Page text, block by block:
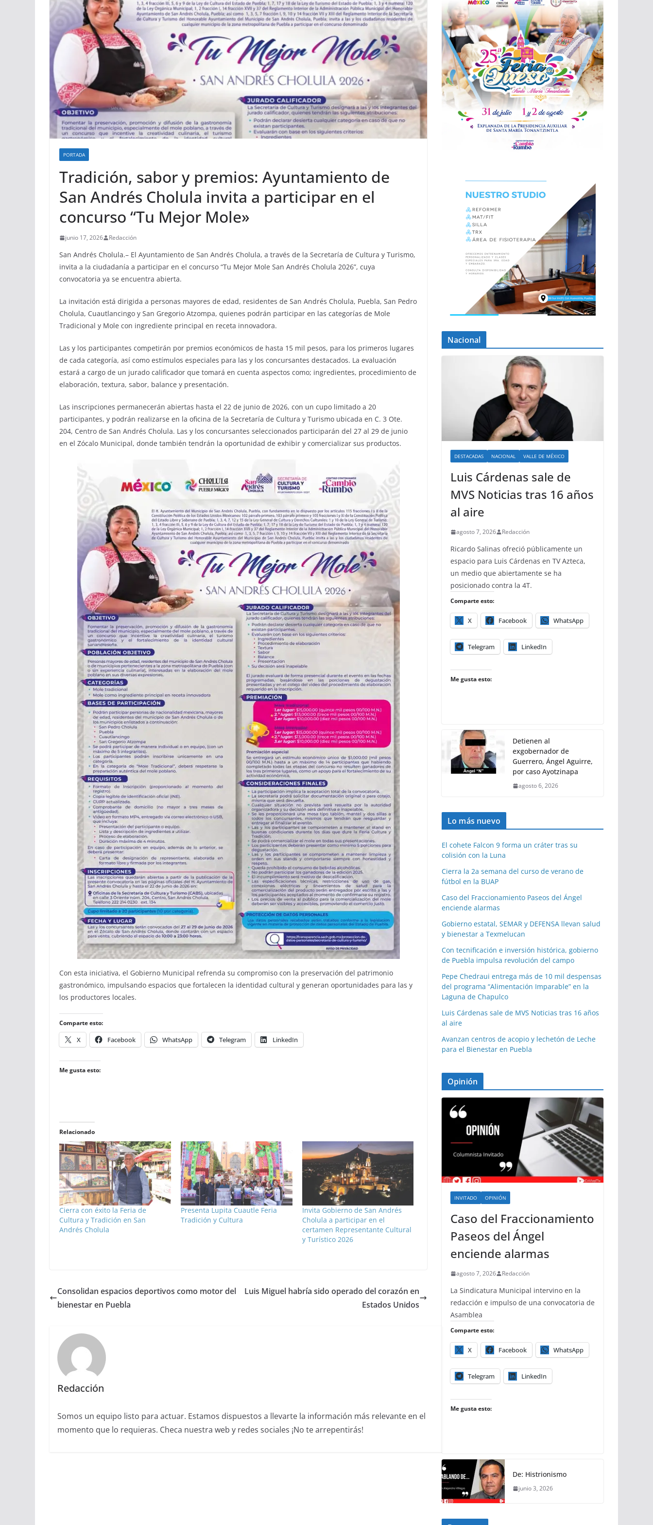
PORTADA
Tradición, sabor y premios: Ayuntamiento de
San Andrés Cholula invita a participar en el
concurso “Tu Mejor Mole»
junio 17, 2026 Redacción
San Andrés Cholula.– El Ayuntamiento de San Andrés Cholula, a través de la Secretaría de Cultura y Turismo,
invita a la ciudadanía a participar en el concurso “Tu Mejor Mole San Andrés Cholula 2026”, cuya
convocatoria ya se encuentra abierta.
La invitación está dirigida a personas mayores de edad, residentes de San Andrés Cholula, Puebla, San Pedro
Cholula, Cuautlancingo y San Gregorio Atzompa, quienes podrán participar en las categorías de Mole
Tradicional y Mole con ingrediente principal en receta innovadora.
Las y los participantes competirán por premios económicos de hasta 15 mil pesos, para los primeros lugares
de cada categoría, así como estímulos especiales para las y los concursantes destacados. La evaluación
estará a cargo de un jurado calificador que tomará en cuenta aspectos como; ingredientes, procedimiento de
elaboración, textura, sabor, balance y presentación.
Las inscripciones permanecerán abiertas hasta el 22 de junio de 2026, con un cupo limitado a 20
participantes, y podrán realizarse en la oficina de la Secretaría de Cultura y Turismo ubicada en C. 3 Ote.
204, Centro de San Andrés Cholula. Las y los concursantes seleccionados participarán del 27 al 29 de junio
en el Zócalo Municipal, donde también tendrán la oportunidad de exhibir y comercializar sus productos.
Con esta iniciativa, el Gobierno Municipal refrenda su compromiso con la preservación del patrimonio
gastronómico, impulsando espacios que fortalecen la identidad cultural y generan oportunidades para las y
los productores locales.
Comparte esto:
X Facebook WhatsApp Telegram LinkedIn
Me gusta esto:
Relacionado
Cierra con éxito la Feria de
Cultura y Tradición en San
Andrés Cholula
Presenta Lupita Cuautle Feria
Tradición y Cultura
Invita Gobierno de San Andrés
Cholula a participar en el
certamen Representante Cultural
y Turístico 2026
Consolidan espacios deportivos como motor del
bienestar en Puebla
Luis Miguel habría sido operado del corazón en
Estados Unidos
Redacción
Somos un equipo listo para actuar. Estamos dispuestos a llevarte la información más relevante en el
momento que lo requieras. Checa nuestra web y redes sociales ¡No te arrepentirás!
Nacional
DESTACADAS NACIONAL VALLE DE MÉXICO
Luis Cárdenas sale de
MVS Noticias tras 16 años
al aire
agosto 7, 2026 Redacción
Ricardo Salinas ofreció públicamente un
espacio para Luis Cárdenas en TV Azteca,
un medio que abiertamente se ha
posicionado contra la 4T.
Comparte esto:
X Facebook WhatsApp
Telegram LinkedIn
Me gusta esto:
Detienen al
exgobernador de
Guerrero, Ángel Aguirre,
por caso Ayotzinapa
agosto 6, 2026
Lo más nuevo
El cohete Falcon 9 forma un cráter tras su
colisión con la Luna
Cierra la 2a semana del curso de verano de
fútbol en la BUAP
Caso del Fraccionamiento Paseos del Ángel
enciende alarmas
Gobierno estatal, SEMAR y DEFENSA llevan salud
y bienestar a Texmelucan
Con tecnificación e inversión histórica, gobierno
de Puebla impulsa revolución del campo
Pepe Chedraui entrega más de 10 mil despensas
del programa “Alimentación Imparable” en la
Laguna de Chapulco
Luis Cárdenas sale de MVS Noticias tras 16 años
al aire
Avanzan centros de acopio y lechetón de Leche
para el Bienestar en Puebla
Opinión
INVITADO OPINIÓN
Caso del Fraccionamiento
Paseos del Ángel
enciende alarmas
agosto 7, 2026 Redacción
La Sindicatura Municipal intervino en la
redacción e impulso de una convocatoria de
Asamblea
Comparte esto:
X Facebook WhatsApp
Telegram LinkedIn
Me gusta esto:
De: Histrionismo
junio 3, 2026